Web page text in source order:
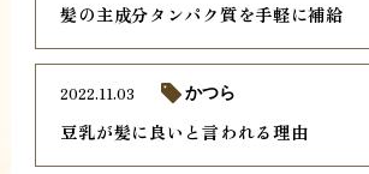
髪の主成分タンパク質を手軽に補給
豆乳が髪に良いと言われる理由
2022.11.03 かつら